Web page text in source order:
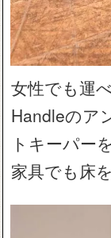
女性でも運
Handleのア
トキーパー
家具でも床